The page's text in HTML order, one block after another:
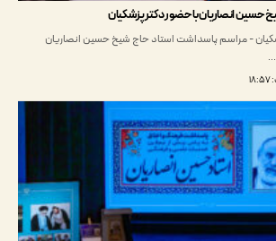
با حضور دکتر پزشکیان
پاسداشت استاد حاج شیخ حسین انصاریان